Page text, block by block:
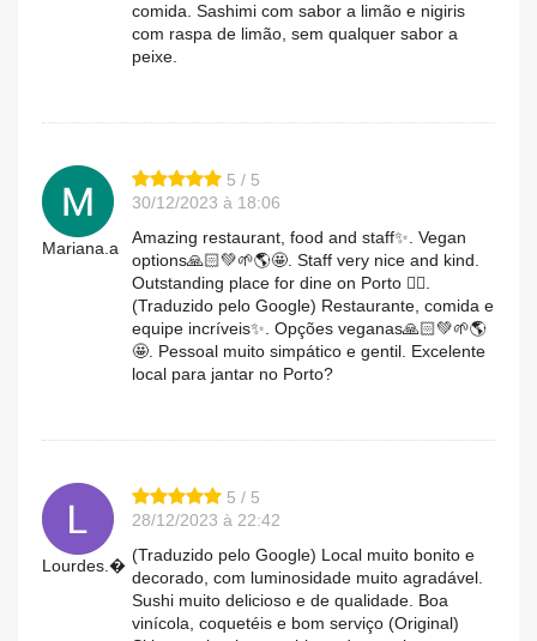
comida. Sashimi com sabor a limão e nigiris
com raspa de limão, sem qualquer sabor a
peixe.
Mariana.a
5 / 5
30/12/2023 à 18:06
Amazing restaurant, food and staff✨. Vegan
options🙏🏻💚🌱🌎🤩. Staff very nice and kind.
Outstanding place for dine on Porto 👍🏻.
(Traduzido pelo Google) Restaurante, comida e
equipe incríveis✨. Opções veganas🙏🏻💚🌱🌎
🤩. Pessoal muito simpático e gentil. Excelente
local para jantar no Porto?
Lourdes.�
5 / 5
28/12/2023 à 22:42
(Traduzido pelo Google) Local muito bonito e
decorado, com luminosidade muito agradável.
Sushi muito delicioso e de qualidade. Boa
vinícola, coquetéis e bom serviço (Original)